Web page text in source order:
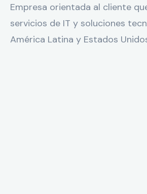
Empresa orientada al cliente
servicios de IT y soluciones
América Latina y Estados